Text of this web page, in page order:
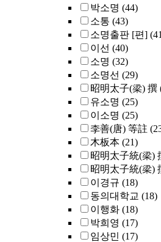
박소명 (44)
소통 (43)
소명출판 [편]
이선 (40)
소명 (32)
소명선 (29)
昭明太子(梁) 撰
유소명 (25)
이소명 (25)
李善(唐) 等註
木板本 (21)
昭明太子統(梁)
昭明太子統(梁)
이경규 (18)
동의대학교 (18)
이행화 (18)
박희영 (17)
임상민 (17)